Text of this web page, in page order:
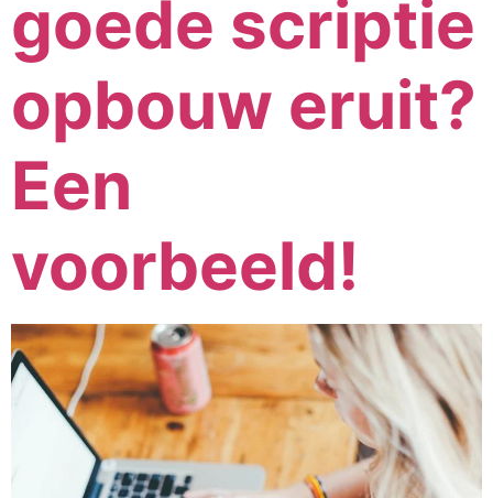
goede scriptie
opbouw eruit?
Een
voorbeeld!